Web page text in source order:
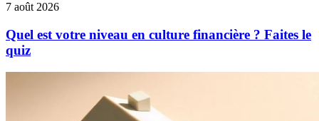
7 août 2026
Quel est votre niveau en culture financière ? Faites le
quiz